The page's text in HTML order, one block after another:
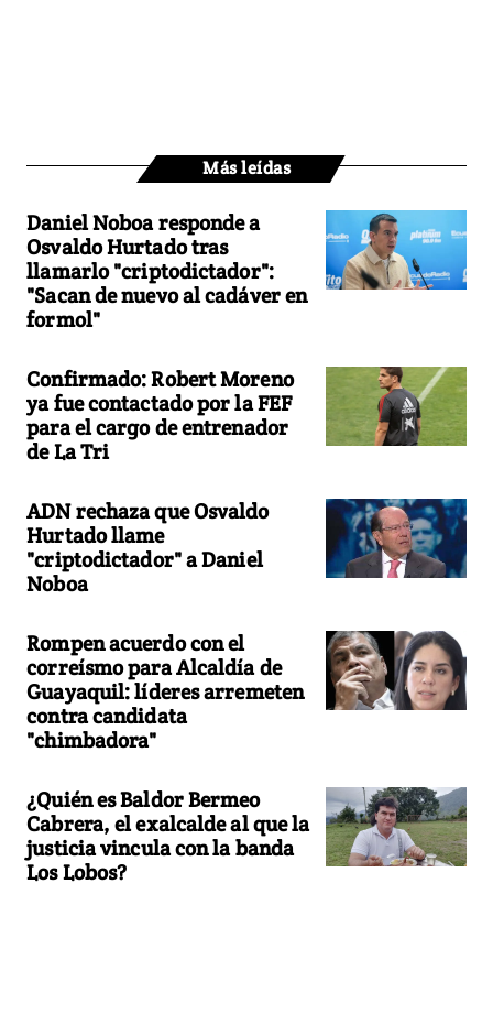
Más leídas
Daniel Noboa responde a
Osvaldo Hurtado tras
llamarlo "criptodictador":
"Sacan de nuevo al cadáver en
formol"
Confirmado: Robert Moreno
ya fue contactado por la FEF
para el cargo de entrenador
de La Tri
ADN rechaza que Osvaldo
Hurtado llame
"criptodictador" a Daniel
Noboa
Rompen acuerdo con el
correísmo para Alcaldía de
Guayaquil: líderes arremeten
contra candidata
"chimbadora"
¿Quién es Baldor Bermeo
Cabrera, el exalcalde al que la
justicia vincula con la banda
Los Lobos?